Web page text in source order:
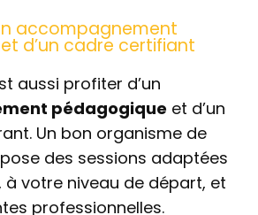
accompagnement
d’un cadre certifiant
aussi profiter d’un
pédagogique et d’un
Un bon organisme de
des sessions adaptées
à votre niveau de départ, et
professionnelles.